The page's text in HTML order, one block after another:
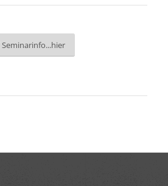
Seminarinfo...hier